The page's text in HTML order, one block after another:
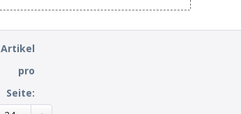
Artikel
pro
Seite: